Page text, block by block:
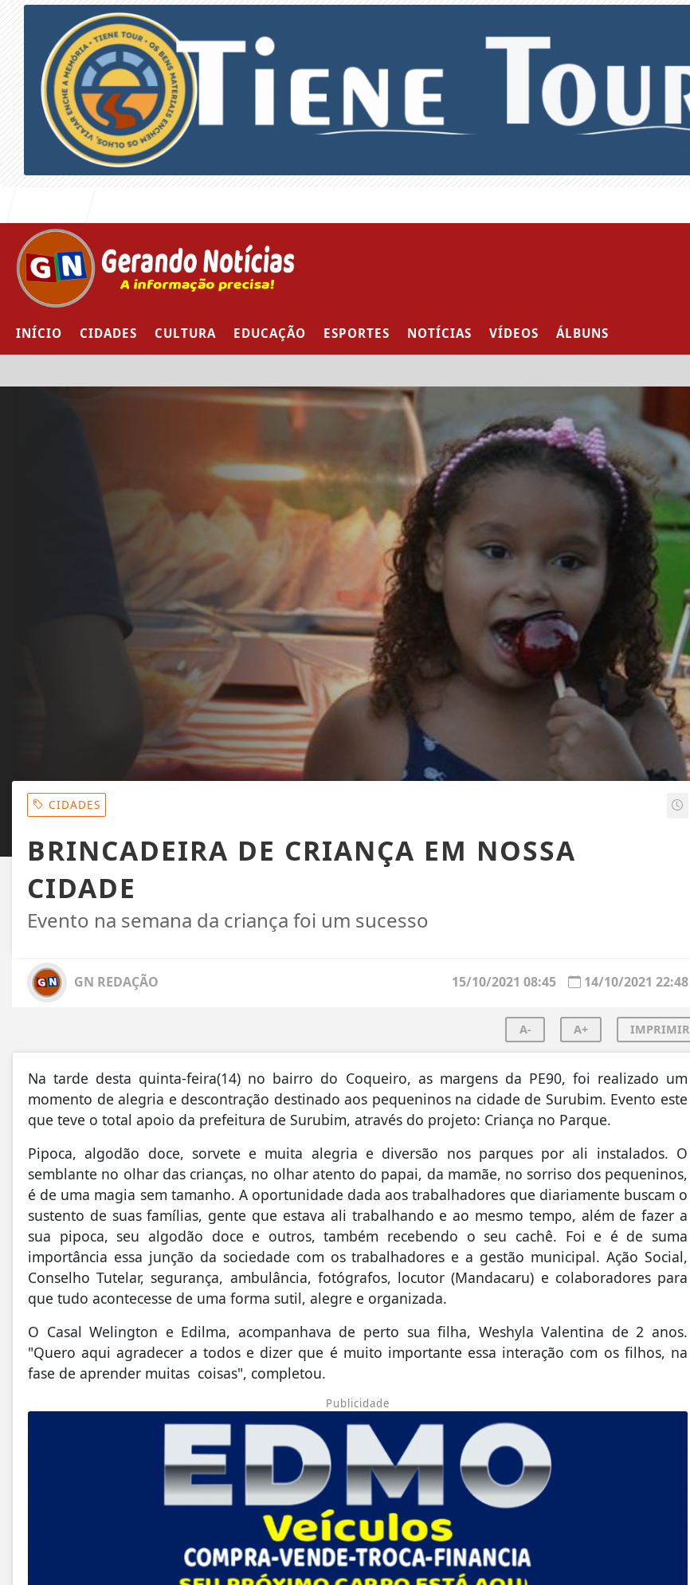
INÍCIO CIDADES CULTURA EDUCAÇÃO ESPORTES NOTÍCIAS VÍDEOS ÁLBUNS
CIDADES
BRINCADEIRA DE CRIANÇA EM NOSSA
CIDADE
Evento na semana da criança foi um sucesso
GN REDAÇÃO 14/10/2021 22:48
15/10/2021 08:45
A- A+ IMPRIMIR
Na tarde desta quinta-feira(14) no bairro do Coqueiro, as margens da PE90, foi realizado um
momento de alegria e descontração destinado aos pequeninos na cidade de Surubim. Evento este
que teve o total apoio da prefeitura de Surubim, através do projeto: Criança no Parque.
Pipoca, algodão doce, sorvete e muita alegria e diversão nos parques por ali instalados. O
semblante no olhar das crianças, no olhar atento do papai, da mamãe, no sorriso dos pequeninos,
é de uma magia sem tamanho. A oportunidade dada aos trabalhadores que diariamente buscam o
sustento de suas famílias, gente que estava ali trabalhando e ao mesmo tempo, além de fazer a
sua pipoca, seu algodão doce e outros, também recebendo o seu cachê. Foi e é de suma
importância essa junção da sociedade com os trabalhadores e a gestão municipal. Ação Social,
Conselho Tutelar, segurança, ambulância, fotógrafos, locutor (Mandacaru) e colaboradores para
que tudo acontecesse de uma forma sutil, alegre e organizada.
O Casal Welington e Edilma, acompanhava de perto sua filha, Weshyla Valentina de 2 anos.
"Quero aqui agradecer a todos e dizer que é muito importante essa interação com os filhos, na
fase de aprender muitas coisas", completou.
Publicidade